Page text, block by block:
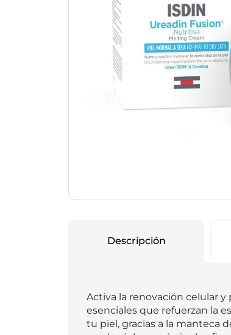
Cuidado de Salud
Cuidado de adulto
Cuidado
Copas
Toallas
Descripción
Activa la renovación celular
esenciales que refuerzan la
tu piel, gracias a la manteca